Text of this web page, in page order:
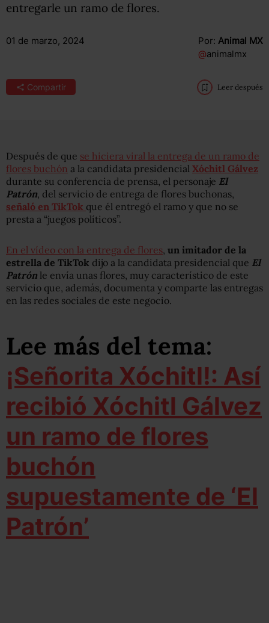
entregarle un ramo de flores.
01 de marzo, 2024 Por: Animal MX
@animalmx
Compartir Leer después
Después de que se hiciera viral la entrega de un ramo de
flores buchón a la candidata presidencial Xóchitl Gálvez
durante su conferencia de prensa, el personaje El
Patrón, del servicio de entrega de flores buchonas,
señaló en TikTok que él entregó el ramo y que no se
presta a “juegos políticos”.
En el vídeo con la entrega de flores, un imitador de la
estrella de TikTok dijo a la candidata presidencial que El
Patrón le envía unas flores, muy característico de este
servicio que, además, documenta y comparte las entregas
en las redes sociales de este negocio.
Lee más del tema:
¡Señorita Xóchitl!: Así
recibió Xóchitl Gálvez
un ramo de flores
buchón
supuestamente de ‘El
Patrón’